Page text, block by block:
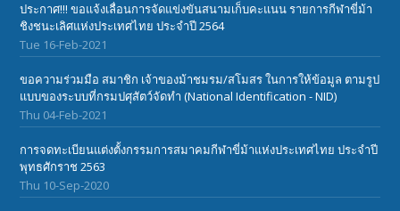
ประกาศ!!! ขอแจ้งเลื่อนการจัดแข่งขันสนามเก็บคะแนน รายการกีฬาขี่ม้า
ชิงชนะเลิศแห่งประเทศไทย ประจำปี 2564
Tue 16-Feb-2021
ขอความร่วมมือ สมาชิก เจ้าของม้าชมรม/สโมสร ในการให้ข้อมูล ตามรูป
แบบของระบบที่กรมปศุสัตว์จัดทำ (National Identification - NID)
Thu 04-Feb-2021
การจดทะเบียนแต่งตั้งกรรมการสมาคมกีฬาขี่ม้าแห่งประเทศไทย ประจำปี
พุทธศักราช 2563
Thu 10-Sep-2020